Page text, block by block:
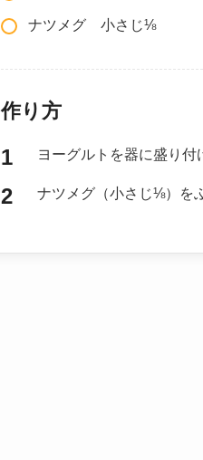
ナツメグ 小さじ⅛
作り方
ヨーグルトを器に盛り付
ナツメグ（小さじ⅛）を